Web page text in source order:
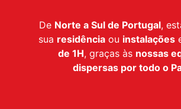
De Norte a Sul de Portugal,
sua residência ou instalações
de 1H, graças às nossas
dispersas por todo o